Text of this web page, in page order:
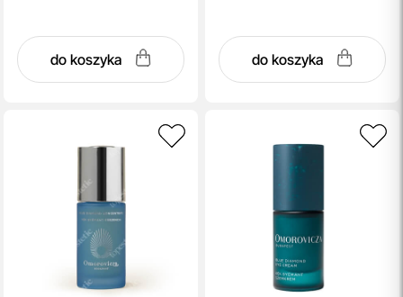
do koszyka do koszyka